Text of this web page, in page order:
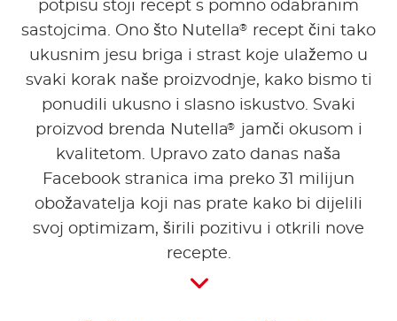
potpisu stoji recept s pomno odabranim
sastojcima. Ono što Nutella®
recept čini tako
ukusnim jesu briga i strast koje ulažemo u
svaki korak naše proizvodnje, kako bismo ti
ponudili ukusno i slasno iskustvo. Svaki
proizvod brenda Nutella®
jamči okusom i
kvalitetom. Upravo zato danas naša
Facebook stranica ima preko 31 milijun
obožavatelja koji nas prate kako bi dijelili
svoj optimizam, širili pozitivu i otkrili nove
recepte.